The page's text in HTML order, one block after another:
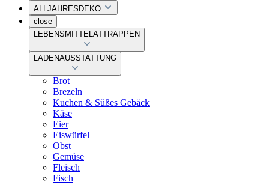
ALLJAHRESDEKO
close
LEBENSMITTELATTRAPPEN
LADENAUSSTATTUNG
Brot
Brezeln
Kuchen & Süßes Gebäck
Käse
Eier
Eiswürfel
Obst
Gemüse
Fleisch
Fisch